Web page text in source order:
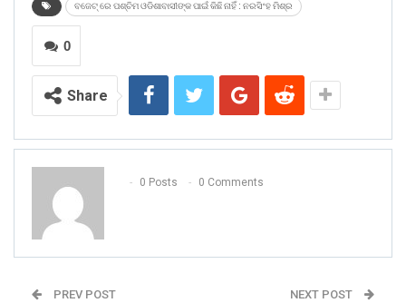
ବଜେଟ୍ ରେ ପଶ୍ଚିମ ଓଡିଶାବାସୀଙ୍କ ପାଇଁ କିଛି ନାହିଁ : ନରସିଂହ ମିଶ୍ର
0
Share
0 Posts 0 Comments
PREV POST NEXT POST